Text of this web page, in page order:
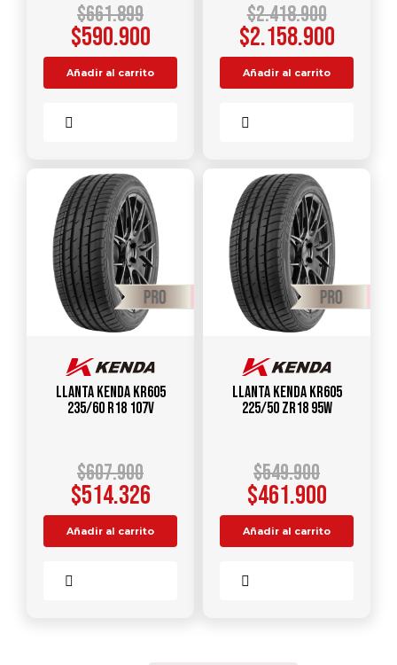
$661.899
$590.900
Añadir al carrito
$2.418.900
$2.158.900
Añadir al carrito
Llanta KENDA KR605
235/60 R18 107V
$607.900
$514.326
Añadir al carrito
Llanta KENDA KR605
225/50 ZR18 95W
$549.900
$461.900
Añadir al carrito